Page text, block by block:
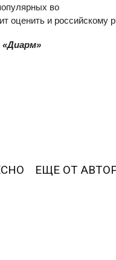
во
оценить и российскому
ЕЩЕ ОТ